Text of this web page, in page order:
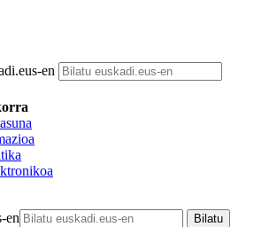
en
en